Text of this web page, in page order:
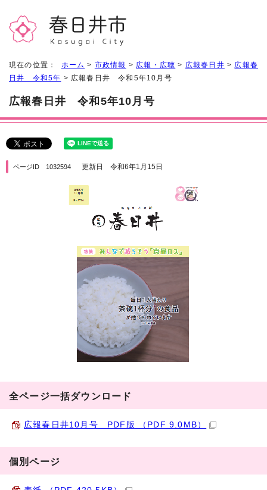
現在の位置： ホーム > 市政情報 > 広報・広聴 > 広報春日井 > 広報春
日井 令和5年 > 広報春日井 令和5年10月号
広報春日井 令和5年10月号
ページID 1032594 更新日 令和6年1月15日
全ページ一括ダウンロード
広報春日井10月号 PDF版 （PDF 9.0MB）
個別ページ